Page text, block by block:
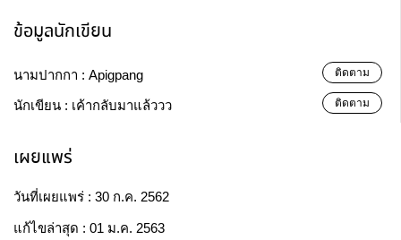
ข้อมูลนักเขียน
นามปากกา : Apigpang ติดตาม
นักเขียน : เค้ากลับมาแล้ววว ติดตาม
เผยแพร่
วันที่เผยแพร่ : 30 ก.ค. 2562
แก้ไขล่าสุด : 01 ม.ค. 2563